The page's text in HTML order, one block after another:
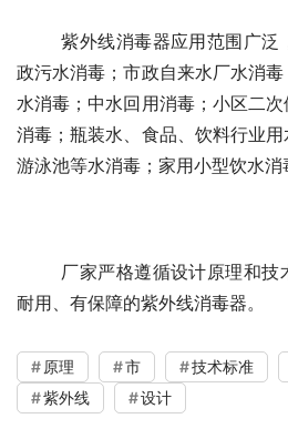
	紫外线消毒器应用范围广泛，适合应用的领域包括市
政污水消毒；市政自来水厂水消
水消毒；中水回用消毒；小区二
消毒；瓶装水、食品、饮料行业用
游泳池等水消毒；家用小型饮水消
耐用、有保障的紫外线消毒器。
原理 市 技术标准
紫外线
设计